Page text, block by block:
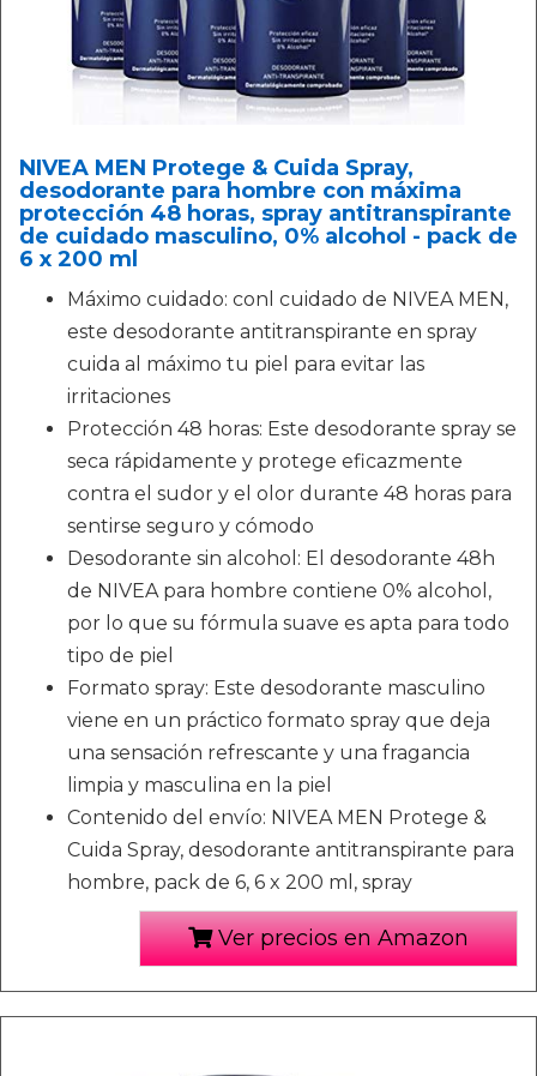
NIVEA MEN Protege & Cuida Spray,
desodorante para hombre con máxima
protección 48 horas, spray antitranspirante
de cuidado masculino, 0% alcohol - pack de
6 x 200 ml
Máximo cuidado: conl cuidado de NIVEA MEN,
este desodorante antitranspirante en spray
cuida al máximo tu piel para evitar las
irritaciones
Protección 48 horas: Este desodorante spray se
seca rápidamente y protege eficazmente
contra el sudor y el olor durante 48 horas para
sentirse seguro y cómodo
Desodorante sin alcohol: El desodorante 48h
de NIVEA para hombre contiene 0% alcohol,
por lo que su fórmula suave es apta para todo
tipo de piel
Formato spray: Este desodorante masculino
viene en un práctico formato spray que deja
una sensación refrescante y una fragancia
limpia y masculina en la piel
Contenido del envío: NIVEA MEN Protege &
Cuida Spray, desodorante antitranspirante para
hombre, pack de 6, 6 x 200 ml, spray
Ver precios en Amazon